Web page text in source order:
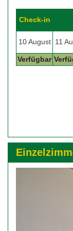
Check-in
10 August 11
Verfügbar